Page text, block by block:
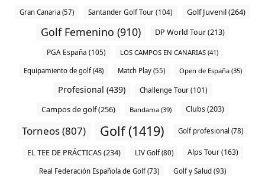
Gran Canaria (57) Santander Golf Tour (104) Golf Juvenil (264)
Golf Femenino (910) DP World Tour (213)
PGA España (105) LOS CAMPOS EN CANARIAS (41)
Equipamiento de golf (48) Match Play (55) Open de España (35)
Profesional (439) Challenge Tour (101)
Campos de golf (256) Bandama (39) Clubs (203)
Torneos (807) Golf (1419) Golf profesional (78)
EL TEE DE PRÁCTICAS (234) LIV Golf (80) Alps Tour (163)
Real Federación Española de Golf (73) Golf y Salud (93)